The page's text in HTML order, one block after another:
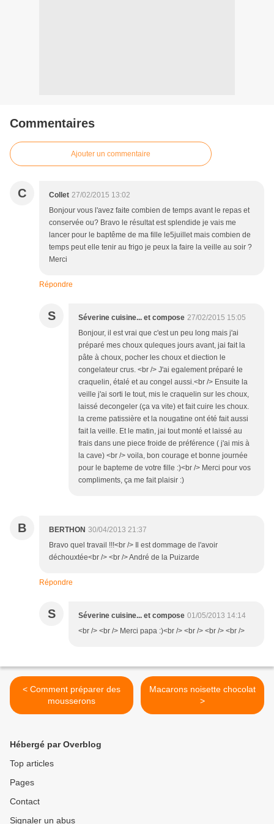
Commentaires
Ajouter un commentaire
C Collet 27/02/2015 13:02
Bonjour vous l'avez faite combien de temps avant le repas et
conservée ou? Bravo le résultat est splendide je vais me
lancer pour le baptême de ma fille le5juillet mais combien de
temps peut elle tenir au frigo je peux la faire la veille au soir ?
Merci
Répondre
S Séverine cuisine... et compose 27/02/2015 15:05
Bonjour, il est vrai que c'est un peu long mais j'ai
préparé mes choux quleques jours avant, jai fait la
pâte à choux, pocher les choux et diection le
congelateur crus. <br /> J'ai egalement préparé le
craquelin, étalé et au congel aussi.<br /> Ensuite la
veille j'ai sorti le tout, mis le craquelin sur les choux,
laissé decongeler (ça va vite) et fait cuire les choux.
la creme patissière et la nougatine ont été fait aussi
fait la veille. Et le matin, jai tout monté et laissé au
frais dans une piece froide de préférence ( j'ai mis à
la cave) <br /> voila, bon courage et bonne journée
pour le bapteme de votre fille :)<br /> Merci pour vos
compliments, ça me fait plaisir :)
B BERTHON 30/04/2013 21:37
Bravo quel travail !!!<br /> Il est dommage de l'avoir
déchouxtée<br /> <br /> André de la Puizarde
Répondre
S Séverine cuisine... et compose 01/05/2013 14:14
<br /> <br /> Merci papa :)<br /> <br /> <br /> <br />
< Comment préparer des
mousserons
Macarons noisette chocolat
>
Hébergé par Overblog
Top articles
Pages
Contact
Signaler un abus